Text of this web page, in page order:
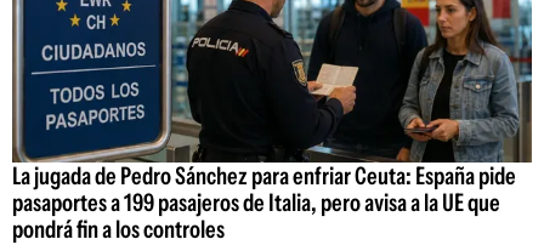
La jugada de Pedro Sánchez para enfriar Ceuta: España pide
pasaportes a 199 pasajeros de Italia, pero avisa a la UE que
pondrá fin a los controles